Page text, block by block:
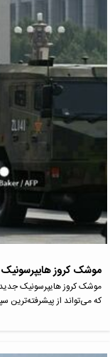
موشک کروز
که می‌تواند از پیشرفته‌ترین